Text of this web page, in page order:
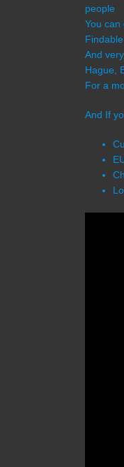
people
You can
And
Hague,
For a
And If